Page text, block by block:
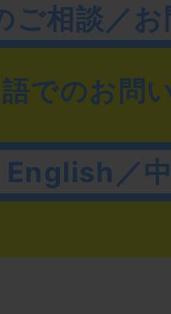
ご相談／
でのお問
English／